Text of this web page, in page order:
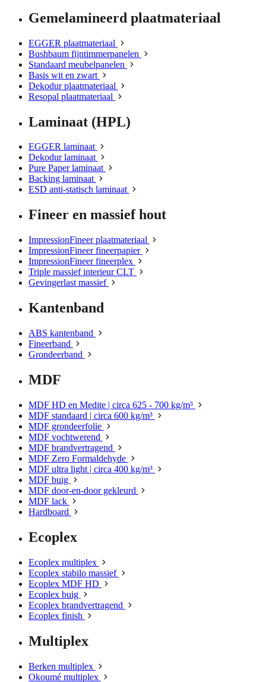
Gemelamineerd plaatmateriaal
EGGER plaatmateriaal
Bushbaum fijntimmerpanelen
Standaard meubelpanelen
Basis wit en zwart
Dekodur plaatmateriaal
Resopal plaatmateriaal
Laminaat (HPL)
EGGER laminaat
Dekodur laminaat
Pure Paper laminaat
Backing laminaat
ESD anti-statisch laminaat
Fineer en massief hout
ImpressionFineer plaatmateriaal
ImpressionFineer fineerpapier
ImpressionFineer fineerplex
Triple massief interieur CLT
Gevingerlast massief
Kantenband
ABS kantenband
Fineerband
Grondeerband
MDF
MDF HD en Medite | circa 625 - 700 kg/m³
MDF standaard | circa 600 kg/m³
MDF grondeerfolie
MDF vochtwerend
MDF brandvertragend
MDF Zero Formaldehyde
MDF ultra light | circa 400 kg/m³
MDF buig
MDF door-en-door gekleurd
MDF lack
Hardboard
Ecoplex
Ecoplex multiplex
Ecoplex stabilo massief
Ecoplex MDF HD
Ecoplex buig
Ecoplex brandvertragend
Ecoplex finish
Multiplex
Berken multiplex
Okoumé multiplex